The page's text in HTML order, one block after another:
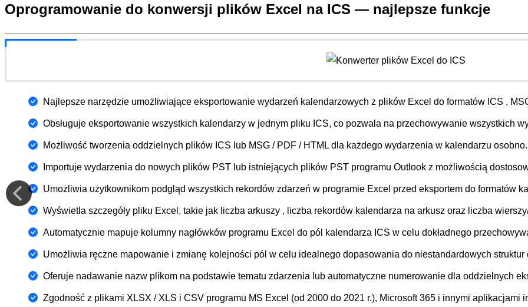
Oprogramowanie do konwersji plików Excel na ICS — najlepsze funkcje
Najlepsze narzędzie umożliwiające eksportowanie wydarzeń kalendarzowych z plików Excel do formatów ICS ,
Obsługuje eksportowanie wszystkich kalendarzy w jednym pliku ICS, co pozwala na przechowywanie wszystkich
Możliwość tworzenia oddzielnych plików ICS lub MSG / PDF / HTML dla każdego wydarzenia w kalendarzu osobno.
Importuje wydarzenia do nowych plików PST lub istniejących plików PST programu Outlook z możliwością
Umożliwia użytkownikom podgląd wszystkich rekordów zdarzeń w programie Excel przed eksportem do formatów
Wyświetla szczegóły pliku Excel, takie jak liczba arkuszy , liczba rekordów kalendarza na arkusz oraz liczba
Automatycznie mapuje kolumny nagłówków programu Excel do pól kalendarza ICS w celu dokładnego
Umożliwia ręczne mapowanie i zmianę kolejności pól w celu idealnego dopasowania do niestandardowych struktur
Oferuje nadawanie nazw plikom na podstawie tematu zdarzenia lub automatyczne numerowanie dla oddzielnych
Zgodność z plikami XLSX / XLS i CSV programu MS Excel (od 2000 do 2021 r.), Microsoft 365 i innymi aplikacjami